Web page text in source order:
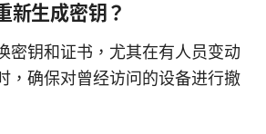
新生成密钥？
密钥和证书，尤其在有人员变动
，确保对曾经访问的设备进行撤